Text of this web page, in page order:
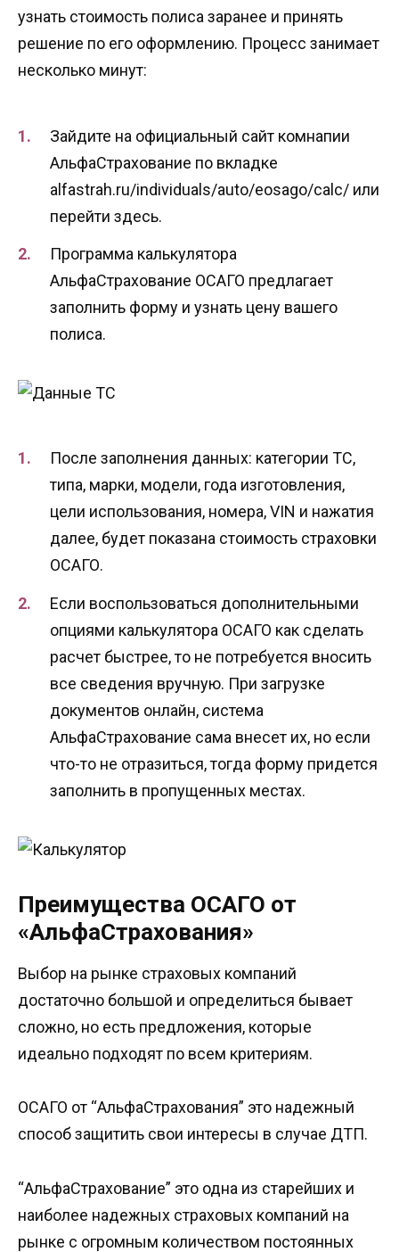
узнать стоимость полиса заранее и принять
решение по его оформлению. Процесс занимает
несколько минут:
Зайдите на официальный сайт комнапии
АльфаСтрахование по вкладке
alfastrah.ru/individuals/auto/eosago/calc/ или
перейти здесь.
Программа калькулятора
АльфаСтрахование ОСАГО предлагает
заполнить форму и узнать цену вашего
полиса.
После заполнения данных: категории ТС,
типа, марки, модели, года изготовления,
цели использования, номера, VIN и нажатия
далее, будет показана стоимость страховки
ОСАГО.
Если воспользоваться дополнительными
опциями калькулятора ОСАГО как сделать
расчет быстрее, то не потребуется вносить
все сведения вручную. При загрузке
документов онлайн, система
АльфаСтрахование сама внесет их, но если
что-то не отразиться, тогда форму придется
заполнить в пропущенных местах.
Преимущества ОСАГО от
«АльфаСтрахования»
Выбор на рынке страховых компаний
достаточно большой и определиться бывает
сложно, но есть предложения, которые
идеально подходят по всем критериям.
ОСАГО от “АльфаСтрахования” это надежный
способ защитить свои интересы в случае ДТП.
“АльфаСтрахование” это одна из старейших и
наиболее надежных страховых компаний на
рынке с огромным количеством постоянных